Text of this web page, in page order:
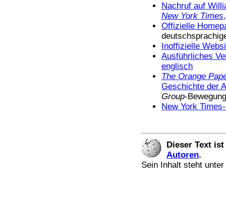
Nachruf auf
New York Times
Offizielle
Inoffizielle
Ausführliches
englisch
The Orange
Geschichte der
Group-Bewegung
New York
Dieser Text
Autoren.
Sein Inhalt steht